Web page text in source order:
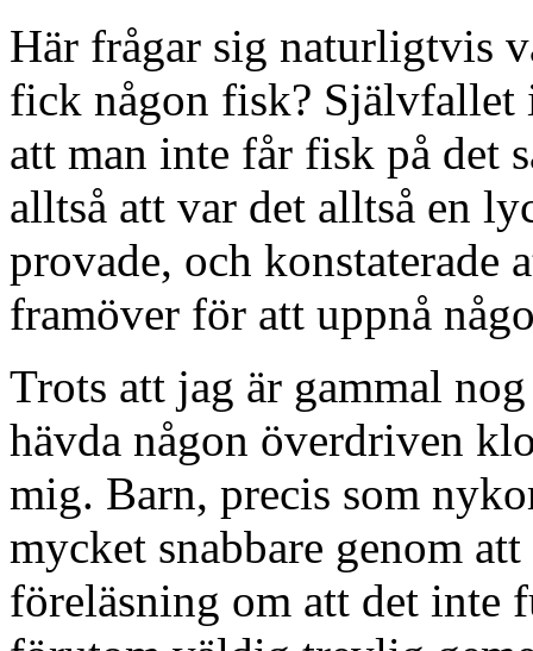
Här frågar sig naturligtvis
fick någon fisk? Självfallet
att man inte får fisk på det
alltså att var det alltså en
provade, och konstaterade
framöver för att uppnå
Trots att jag är gammal
hävda någon överdriven
mig. Barn, precis som
mycket snabbare genom
föreläsning om att det inte